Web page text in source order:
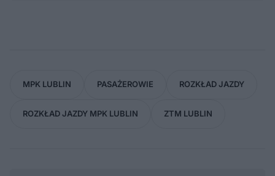
MPK LUBLIN PASAŻEROWIE ROZKŁAD JAZDY
ROZKŁAD JAZDY MPK LUBLIN ZTM LUBLIN